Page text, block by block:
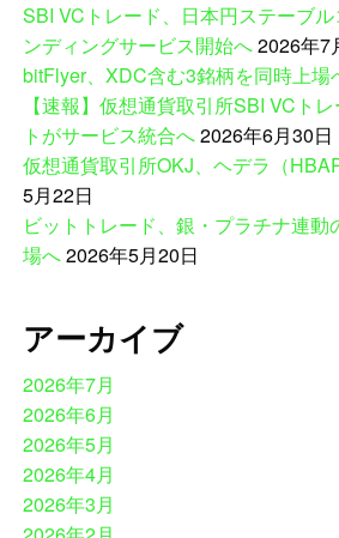
SBI VCトレード、日本円ステーブ
ンディングサービス開始へ2026年7
bitFlyer、XDC含む3銘柄を同時上場
【速報】仮想通貨取引所SBI VCト
トがサービス統合へ2026年6月30日
仮想通貨取引所OKJ、ヘデラ（
5月22日
ビットトレード、銀・プラチナ連動
場へ2026年5月20日
アーカイブ
2026年7月
2026年6月
2026年5月
2026年4月
2026年3月